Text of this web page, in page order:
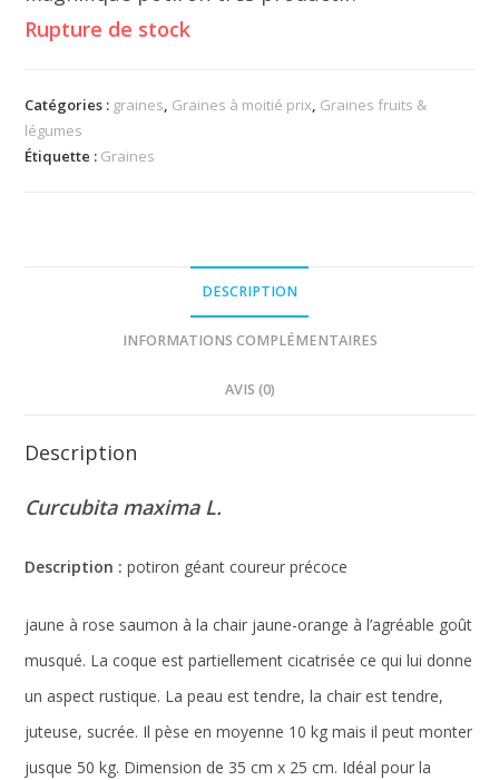
Rupture de stock
Catégories : graines, Graines à moitié prix, Graines fruits &
légumes
Étiquette : Graines
DESCRIPTION
INFORMATIONS COMPLÉMENTAIRES
AVIS (0)
Description
Curcubita maxima L.
Description : potiron géant coureur précoce
jaune à rose saumon à la chair jaune-orange à l’agréable goût
musqué. La coque est partiellement cicatrisée ce qui lui donne
un aspect rustique. La peau est tendre, la chair est tendre,
juteuse, sucrée. Il pèse en moyenne 10 kg mais il peut monter
jusque 50 kg. Dimension de 35 cm x 25 cm. Idéal pour la